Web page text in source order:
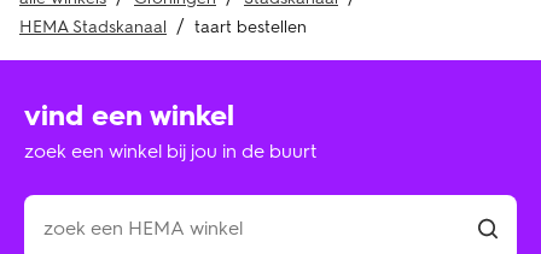
HEMA Stadskanaal
taart bestellen
vind een winkel
zoek een winkel bij jou in de buurt